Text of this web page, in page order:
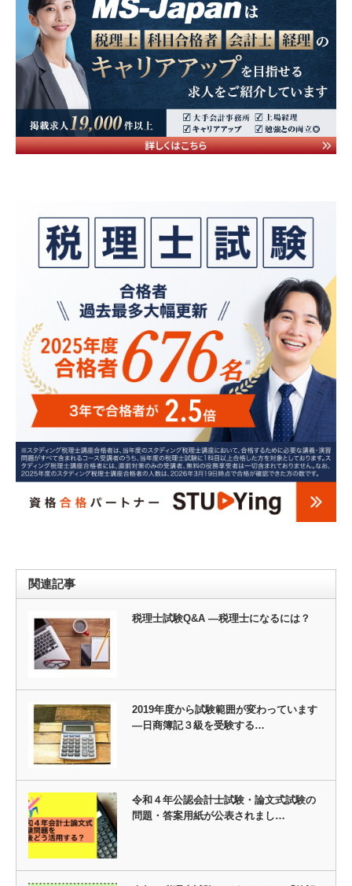
関連記事
税理士試験Q&A ―税理士になるには？
2019年度から試験範囲が変わっています
―日商簿記３級を受験する…
令和４年公認会計士試験・論文式試験の
問題・答案用紙が公表されまし…